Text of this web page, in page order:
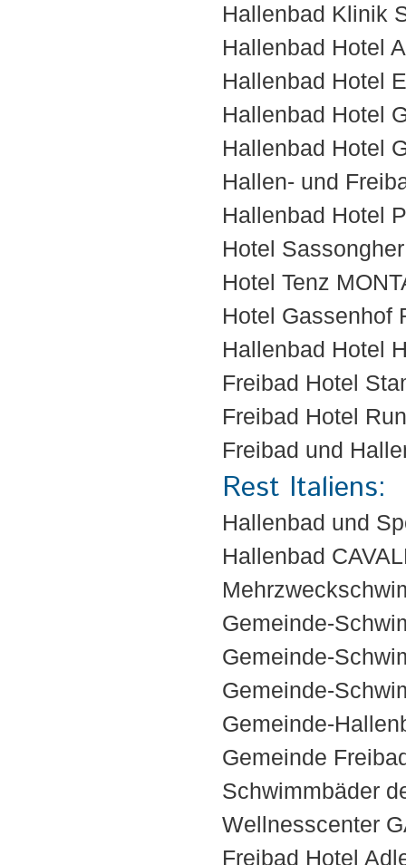
Hallenbad Klinik
Hallenbad Hotel
Hallenbad Hotel
Hallenbad Hotel
Hallenbad Hotel
Hallen- und
Hallenbad Hotel
Hotel
Hotel Tenz
Hotel Gassenhof
Hallenbad Hotel
Freibad Hotel
Freibad Hotel
Freibad und
Rest Italiens:
Hallenbad und
Hallenbad
Gemeinde-
Gemeinde-
Gemeinde-
Gemeinde-
Gemeinde
Schwimmbäder
Wellnesscenter
Freibad Hotel